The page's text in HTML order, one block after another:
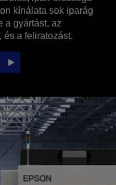
kínálata sok iparág
a gyártást, az
és a feliratozást.